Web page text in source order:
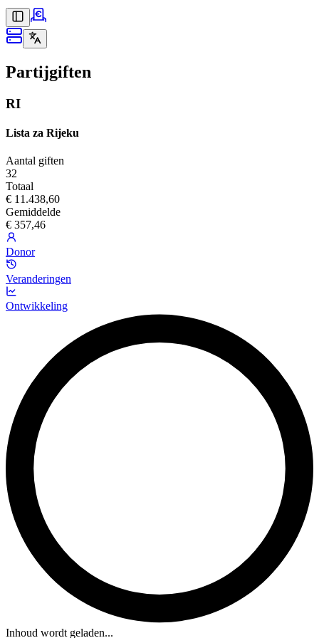
Partijgiften
RI
Lista za Rijeku
Aantal giften
32
Totaal
€ 11.438,60
Gemiddelde
€ 357,46
Donor
Veranderingen
Ontwikkeling
Inhoud wordt geladen...